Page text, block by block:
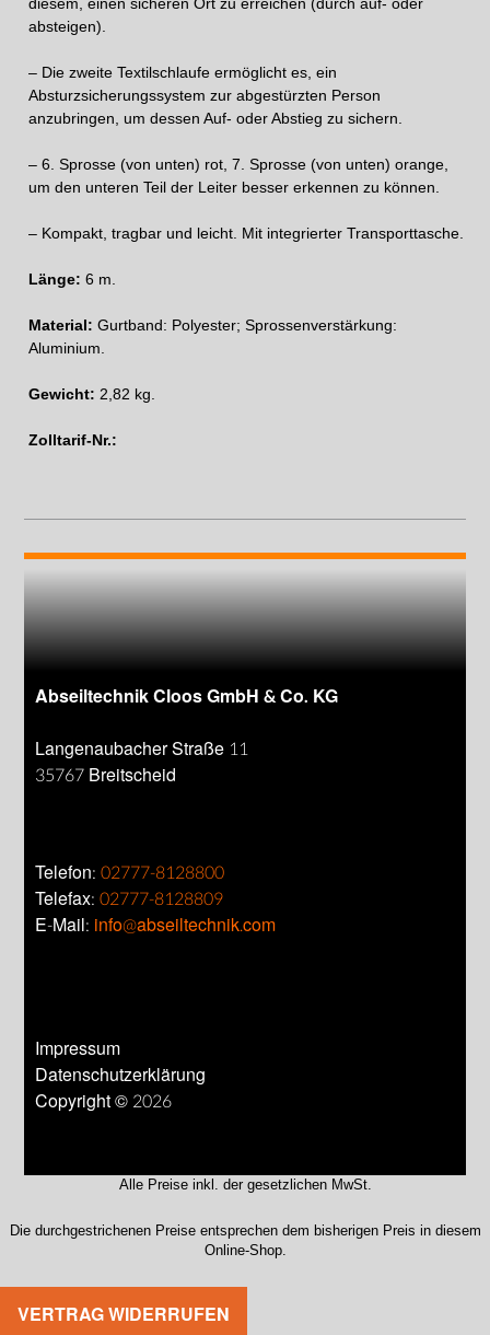
diesem, einen sicheren Ort zu erreichen (durch auf- oder
absteigen).
– Die zweite Textilschlaufe ermöglicht es, ein
Absturzsicherungssystem zur abgestürzten Person
anzubringen, um dessen Auf- oder Abstieg zu sichern.
– 6. Sprosse (von unten) rot, 7. Sprosse (von unten) orange,
um den unteren Teil der Leiter besser erkennen zu können.
– Kompakt, tragbar und leicht. Mit integrierter Transporttasche.
Länge: 6 m.
Material: Gurtband: Polyester; Sprossenverstärkung:
Aluminium.
Gewicht: 2,82 kg.
Zolltarif-Nr.:
Abseiltechnik Cloos GmbH & Co. KG
Langenaubacher Straße 11
35767 Breitscheid
Telefon:02777-8128800
Telefax:02777-8128809
E-Mail: info@abseiltechnik.com
Impressum
Datenschutzerklärung
Copyright © 2026
Alle Preise inkl. der gesetzlichen MwSt.
Die durchgestrichenen Preise entsprechen dem bisherigen Preis in diesem
Online-Shop.
VERTRAG WIDERRUFEN